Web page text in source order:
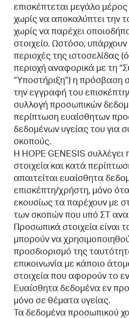
επισκέπτεται μεγάλο
χωρίς να αποκαλύπτει την
χωρίς να παρέχει
στοιχείο. Ωστόσο,
περιοχές της ιστοσελίδας
περιοχή αναφορικά με τη
“Υποστήριξη”) η πρόσβαση
την εγγραφή του
συλλογή προσωπικών
περίπτωση ευαίσθητων
δεδομένων υγείας του για
σκοπούς.
Η HOPE GENESIS
στοιχεία και κατά
απαιτείται ευαίσθητα
επισκέπτη/χρήστη, μόνο
εκουσίως τα παρέχουν με
των σκοπών που υπό ΣΤ
Προσωπικά στοιχεία είναι
μπορούν να
προσδιορισμό της
επικοινωνία με κάποιο
στοιχεία που αφορούν το
Ευαίσθητα δεδομένα εν
μόνο σε θέματα υγείας.
Τα δεδομένα προσωπικού